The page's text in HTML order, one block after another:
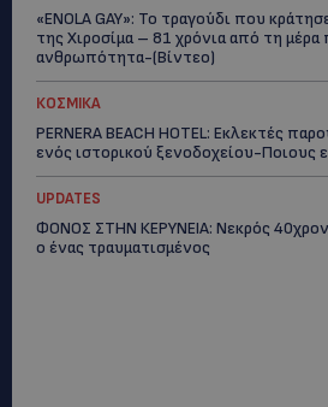
«ENOLA GAY»: Το τραγούδι που
της Χιροσίμα – 81 χρόνια από τη
ανθρωπότητα-(Bίντεο)
ΚΟΣΜΙΚΑ
PERNERA BEACH HOTEL: Εκλεκτές
ενός ιστορικού ξενοδοχείου-Ποιους
UPDATES
ΦΟΝΟΣ ΣΤΗΝ ΚΕΡΥΝΕΙΑ: Νεκρός
ο ένας τραυματισμένος